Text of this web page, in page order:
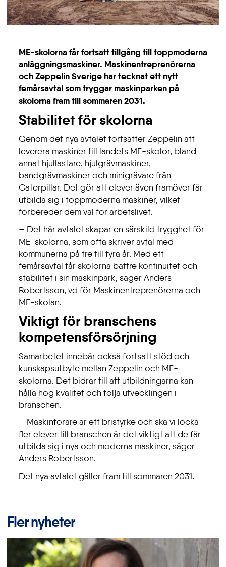
ME-skolorna får fortsatt tillgång till toppmoderna
anläggningsmaskiner. Maskinentreprenörerna
och Zeppelin Sverige har tecknat ett nytt
femårsavtal som tryggar maskinparken på
skolorna fram till sommaren 2031.
Stabilitet för skolorna
Genom det nya avtalet fortsätter Zeppelin att
leverera maskiner till landets ME-skolor, bland
annat hjullastare, hjulgrävmaskiner,
bandgrävmaskiner och minigrävare från
Caterpillar. Det gör att elever även framöver får
utbilda sig i toppmoderna maskiner, vilket
förbereder dem väl för arbetslivet.
– Det här avtalet skapar en särskild trygghet för
ME-skolorna, som ofta skriver avtal med
kommunerna på tre till fyra år. Med ett
femårsavtal får skolorna bättre kontinuitet och
stabilitet i sin maskinpark, säger Anders
Robertsson, vd för Maskinentreprenörerna och
ME-skolan.
Viktigt för branschens
kompetensförsörjning
Samarbetet innebär också fortsatt stöd och
kunskapsutbyte mellan Zeppelin och ME-
skolorna. Det bidrar till att utbildningarna kan
hålla hög kvalitet och följa utvecklingen i
branschen.
– Maskinförare är ett bristyrke och ska vi locka
fler elever till branschen är det viktigt att de får
utbilda sig i nya och moderna maskiner, säger
Anders Robertsson.
Det nya avtalet gäller fram till sommaren 2031.
Fler nyheter